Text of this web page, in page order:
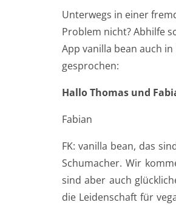
Unterwegs in einer
Problem nicht? Abhilfe
App vanilla bean auch
gesprochen:
Hallo Thomas und
Fabian
FK: vanilla bean, das
Schumacher. Wir
sind aber auch
die Leidenschaft für